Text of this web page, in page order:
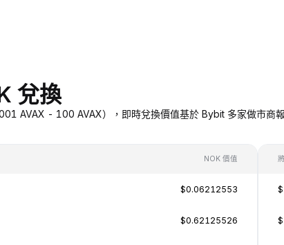
兌換
AVAX - 100 AVAX），即時兌換價值基於 Bybit 多家做市商
NOK 價值
$0.06212553
$0.62125526